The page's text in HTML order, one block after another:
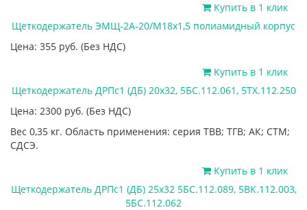
Купить в 1 клик
Щеткодержатель ЭМЩ-2А-20/М18х1,5 полиамидный корпус
Цена: 355 руб. (Без НДС)
Купить в 1 клик
Щеткодержатель ДРПс1 (ДБ) 20х32, 5БС.112.061, 5ТХ.112.250
Цена: 2300 руб. (Без НДС)
Вес 0,35 кг. Область применения: серия ТВВ; ТГВ; АК; СТМ;
СДСЭ.
Купить в 1 клик
Щеткодержатель ДРПс1 (ДБ) 25х32 5БС.112.089, 5ВК.112.003,
5БС.112.062